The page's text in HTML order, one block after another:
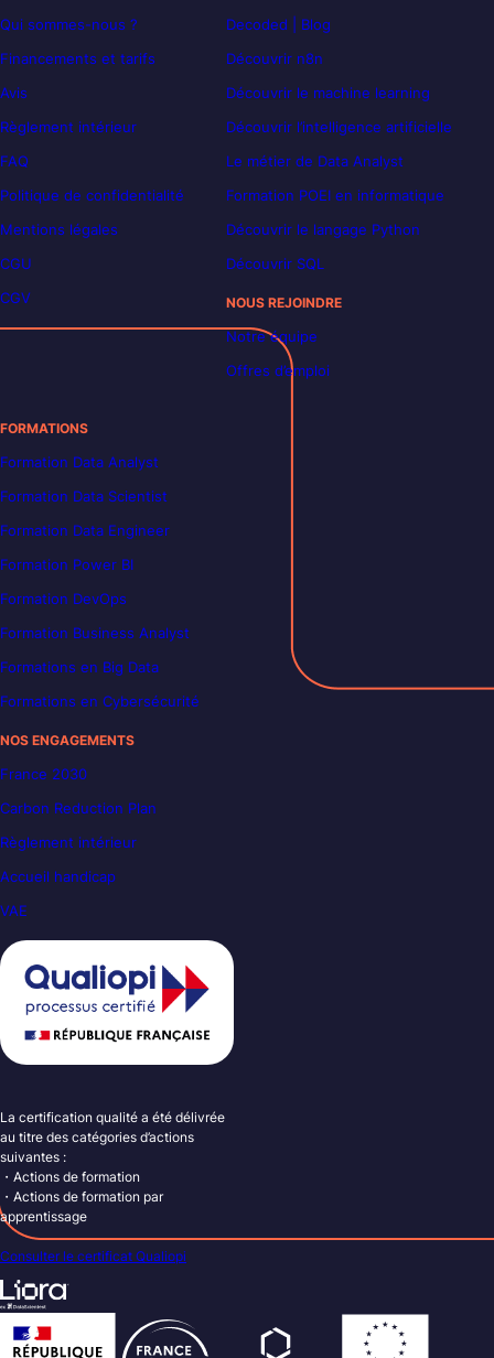
Qui sommes-nous ?
Financements et tarifs
Avis
Règlement intérieur
FAQ
Politique de confidentialité
Mentions légales
CGU
CGV
Decoded | Blog
Découvrir n8n
Découvrir le machine learning
Découvrir l’intelligence artificielle
Le métier de Data Analyst
Formation POEI en informatique
Découvrir le langage Python
Découvrir SQL
NOUS REJOINDRE
Notre équipe
Offres d’emploi
FORMATIONS
Formation Data Analyst
Formation Data Scientist
Formation Data Engineer
Formation Power BI
Formation DevOps
Formation Business Analyst
Formations en Big Data
Formations en Cybersécurité
NOS ENGAGEMENTS
France 2030
Carbon Reduction Plan
Règlement intérieur
Accueil handicap
VAE
La certification qualité a été délivrée
au titre des catégories d’actions
suivantes :
・Actions de formation
・Actions de formation par
apprentissage
Consulter le certificat Qualiopi